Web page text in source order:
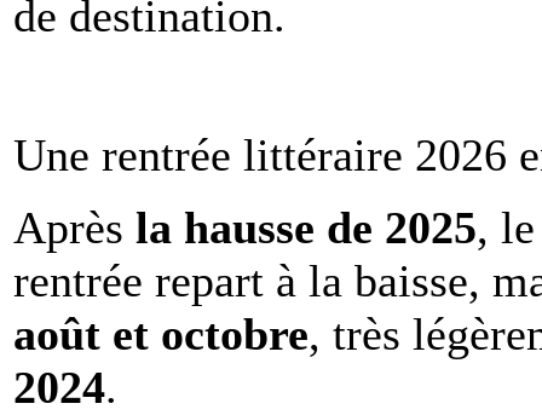
de destination.
Une rentrée littéraire 2026
Après la hausse de 2025,
rentrée repart à la baisse,
août et octobre, très
2024.